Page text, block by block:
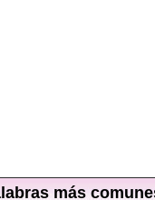
más